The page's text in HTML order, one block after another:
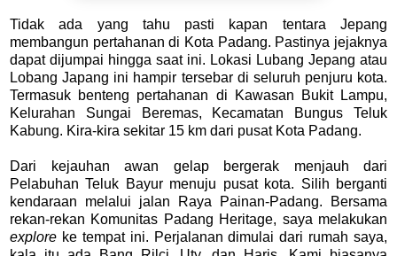
Tidak ada yang tahu pasti kapan tentara Jepang
membangun pertahanan di Kota Padang. Pastinya jejaknya
dapat dijumpai hingga saat ini. Lokasi Lubang Jepang atau
Lobang Japang ini hampir tersebar di seluruh penjuru kota.
Termasuk benteng pertahanan di Kawasan Bukit Lampu,
Kelurahan Sungai Beremas, Kecamatan Bungus Teluk
Kabung. Kira-kira sekitar 15 km dari pusat Kota Padang.
Dari kejauhan awan gelap bergerak menjauh dari
Pelabuhan Teluk Bayur menuju pusat kota. Silih berganti
kendaraan melalui jalan Raya Painan-Padang. Bersama
rekan-rekan Komunitas Padang Heritage, saya melakukan
explore ke tempat ini. Perjalanan dimulai dari rumah saya,